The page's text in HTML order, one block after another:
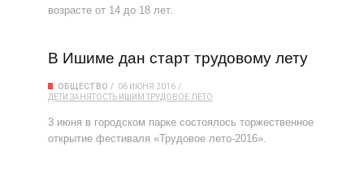
возрасте от 14 до 18 лет.
В Ишиме дан старт трудовому лету
ОБЩЕСТВО
06 ИЮНЯ 2016
ДЕТИ ЗАНЯТОСТЬ ИШИМ ТРУДОВОЕ ЛЕТО
3 июня в городском парке состоялось торжественное
открытие фестиваля «Трудовое лето-2016».